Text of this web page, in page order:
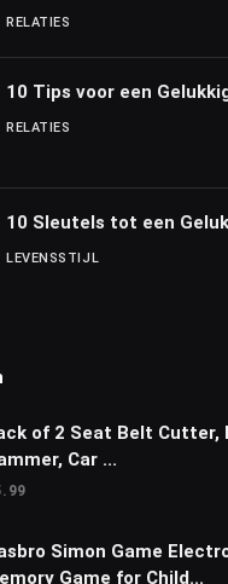
RELATIES
10 Tips voor een
RELATIES
10 Sleutels tot een
LEVENSSTIJL
of 2 Seat Belt Cutter,
Car ...
Simon Game
Game for Child...